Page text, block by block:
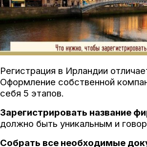
Регистрация в Ирландии
Оформление собственной
себя 5 этапов.
Зарегистрировать название
должно быть уникальным и
Собрать все необходимые